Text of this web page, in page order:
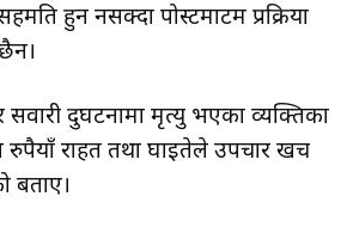
हुन नसक्दा पोस्टमार्टम प्रक्रिया
दुर्घटनामा मृत्यु भएका व्यक्तिका
रुपैयाँ राहत तथा घाइतेले उपचार खर्च
बताए।